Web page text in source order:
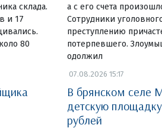
склада.
и 17
80
а с его счета
Сотрудники
преступлению
потерпевшего.
одолжил
07.08.2026 15:17
В брянском селе
детскую
рублей